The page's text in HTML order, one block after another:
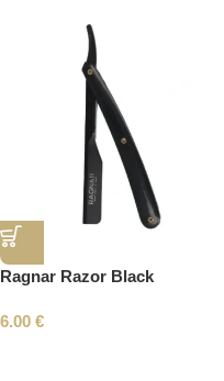
Ragnar Razor Black
6.00 €